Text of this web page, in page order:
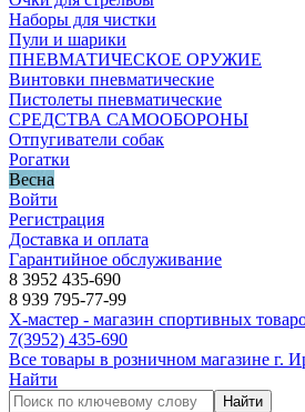
Наборы для чистки
Пули и шарики
ПНЕВМАТИЧЕСКОЕ ОРУЖИЕ
Винтовки пневматические
Пистолеты пневматические
СРЕДСТВА САМООБОРОНЫ
Отпугиватели собак
Рогатки
Весна
Войти
Регистрация
Доставка и оплата
Гарантийное обслуживание
8 3952 435-690
8 939 795-77-99
Х-мастер - магазин спортивных
7(3952) 435-690
Все товары в розничном магазине г.
Найти
Найти